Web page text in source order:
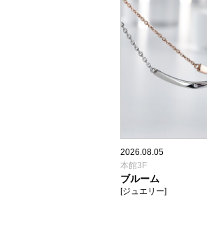
2026.08.05
本館3F
ブルーム
[ジュエリー]